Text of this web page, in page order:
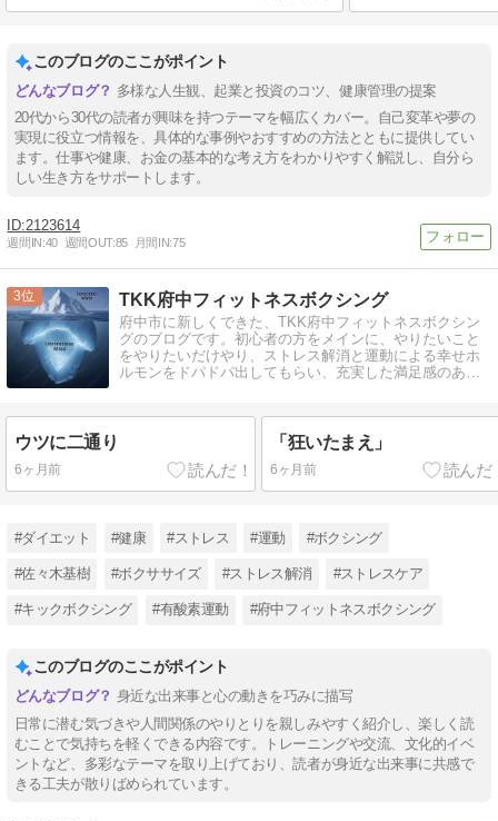
このブログのここがポイント
多様な人生観、起業と投資のコツ、健康管理の提案
20代から30代の読者が興味を持つテーマを幅広くカバー。自己変革や夢の
実現に役立つ情報を、具体的な事例やおすすめの方法とともに提供してい
ます。仕事や健康、お金の基本的な考え方をわかりやすく解説し、自分ら
しい生き方をサポートします。
2123614
週間IN:40 週間OUT:85 月間IN:75
3 TKK府中フィットネスボクシング
府中市に新しくできた、TKK府中フィットネスボクシン
グのブログです。初心者の方をメインに、やりたいこと
をやりたいだけやり、ストレス解消と運動による幸せホ
ルモンをドパドパ出してもらい、充実した満足感のある
ウツに二通り
6ヶ月前
「狂いたまえ」
6ヶ月前
#ダイエット #健康 #ストレス #運動 #ボクシング
#佐々木基樹 #ボクササイズ #ストレス解消 #ストレスケア
#キックボクシング #有酸素運動 #府中フィットネスボクシング
このブログのここがポイント
身近な出来事と心の動きを巧みに描写
日常に潜む気づきや人間関係のやりとりを親しみやすく紹介し、楽しく読
むことで気持ちを軽くできる内容です。トレーニングや交流、文化的イベ
ントなど、多彩なテーマを取り上げており、読者が身近な出来事に共感で
きる工夫が散りばめられています。